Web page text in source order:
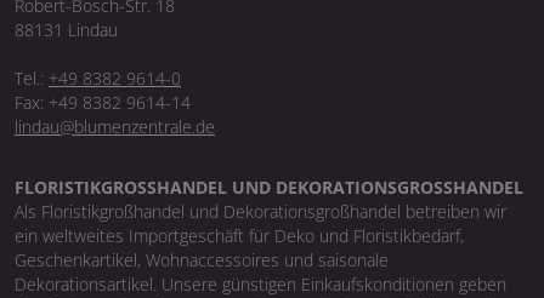
Robert-Bosch-Str. 18
88131 Lindau
Tel.: +49 8382 9614-0
Fax: +49 8382 9614-14
lindau@blumenzentrale.de
FLORISTIKGROSSHANDEL UND DEKORATIONSGROSSHANDEL
Als Floristikgroßhandel und Dekorationsgroßhandel betreiben wir
ein weltweites Importgeschäft für Deko und Floristikbedarf,
Geschenkartikel, Wohnaccessoires und saisonale
Dekorationsartikel. Unsere günstigen Einkaufskonditionen geben